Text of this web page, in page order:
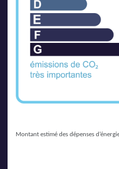
Montant estimé des dépenses